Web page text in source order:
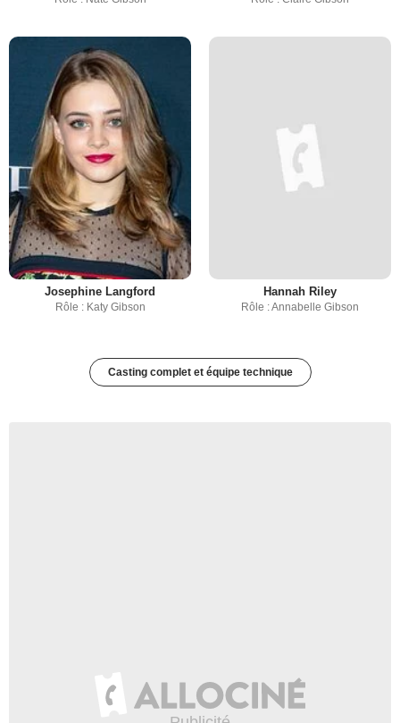
Josephine Langford
Rôle : Katy Gibson
Hannah Riley
Rôle : Annabelle Gibson
Casting complet et équipe technique